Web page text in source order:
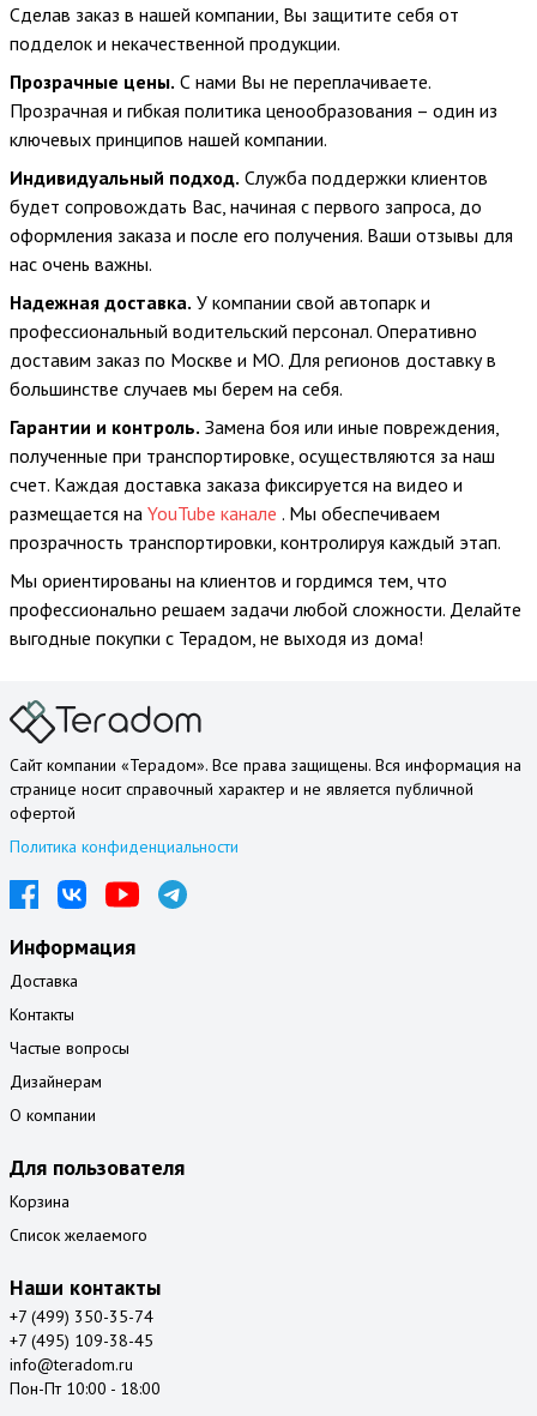
Сделав заказ в нашей компании, Вы защитите себя от
подделок и некачественной продукции.
Прозрачные цены. С нами Вы не переплачиваете.
Прозрачная и гибкая политика ценообразования – один из
ключевых принципов нашей компании.
Индивидуальный подход. Служба поддержки клиентов
будет сопровождать Вас, начиная с первого запроса, до
оформления заказа и после его получения. Ваши отзывы для
нас очень важны.
Надежная доставка. У компании свой автопарк и
профессиональный водительский персонал. Оперативно
доставим заказ по Москве и МО. Для регионов доставку в
большинстве случаев мы берем на себя.
Гарантии и контроль. Замена боя или иные повреждения,
полученные при транспортировке, осуществляются за наш
счет. Каждая доставка заказа фиксируется на видео и
размещается на YouTube канале . Мы обеспечиваем
прозрачность транспортировки, контролируя каждый этап.
Мы ориентированы на клиентов и гордимся тем, что
профессионально решаем задачи любой сложности. Делайте
выгодные покупки с Терадом, не выходя из дома!
Сайт компании «Терадом». Все права защищены. Вся информация на
странице носит справочный характер и не является публичной
офертой
Политика конфиденциальности
Информация
Доставка
Контакты
Частые вопросы
Дизайнерам
О компании
Для пользователя
Корзина
Список желаемого
Наши контакты
+7 (499) 350-35-74
+7 (495) 109-38-45
info@teradom.ru
Пон-Пт 10:00 - 18:00